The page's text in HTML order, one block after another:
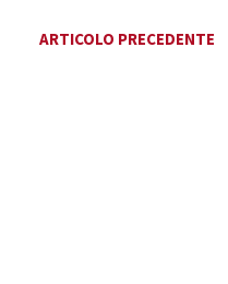
ARTICOLO PRECEDENTE